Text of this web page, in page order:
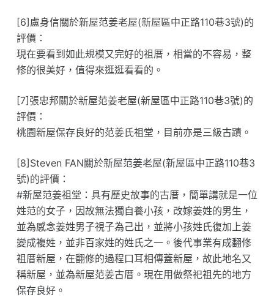
[6]盧身信關於新屋范姜老屋(新屋區中正路110巷3號)的
評價：
現在要看到如此規模又完好的祖厝，相當的不容易，整
修的很美好，值得來逛逛看看的。
[7]張忠邦關於新屋范姜老屋(新屋區中正路110巷3號)的
評價：
桃園新屋保存良好的范姜氏祖堂，目前亦是三級古蹟。
[8]Steven FAN關於新屋范姜老屋(新屋區中正路110巷3
號)的評價：
#新屋范姜祖堂：具有歷史故事的古厝，簡單講就是一位
姓范的女子，因故無法獨自養小孩，改嫁姜姓的男生，
並為感念姜姓男子視子為己出，並將小孩姓氏復加上姜
變成複姓，並非百家姓的姓氏之一。後代事業有成翻修
祖厝新屋，在翻修的過程口耳相傳蓋新屋，故此地名又
稱新屋，並為新屋范姜古厝。現在用做祭祀祖先的地方
保存良好。